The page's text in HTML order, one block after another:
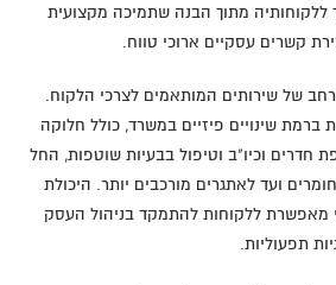
ללקוחותיה מתוך הבנה שתמיכה מקצועית
קשרים עסקיים ארוכי טווח.
רחב של שירותים המותאמים לצרכי הלקוח.
ברמת שינויים פיזיים במשרד, כולל חלוקה
חדרים וכיו"ב וטיפול בבעיות שוטפות, החל
ועד לאתגרים מורכבים יותר. היכולת
מאפשרת ללקוחות להתמקד בניהול העסק
תפעוליות.